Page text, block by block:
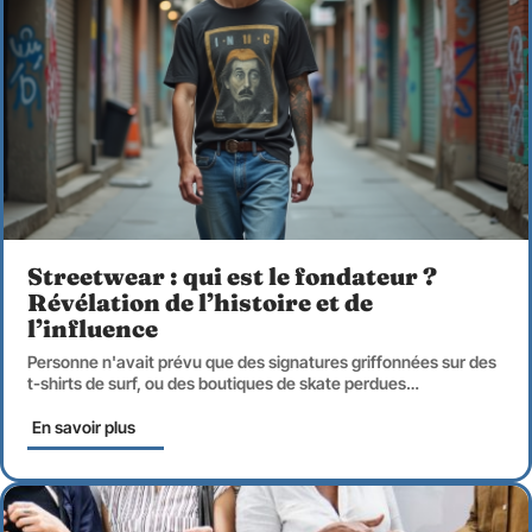
Streetwear : qui est le fondateur ?
Révélation de l’histoire et de
l’influence
Personne n'avait prévu que des signatures griffonnées sur des
t-shirts de surf, ou des boutiques de skate perdues…
En savoir plus